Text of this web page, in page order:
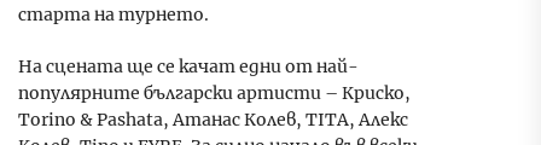
старта на турнето.
На сцената ще се качат едни от най-
популярните български артисти – Криско,
Torino & Pashata, Атанас Колев, TITA, Алекс